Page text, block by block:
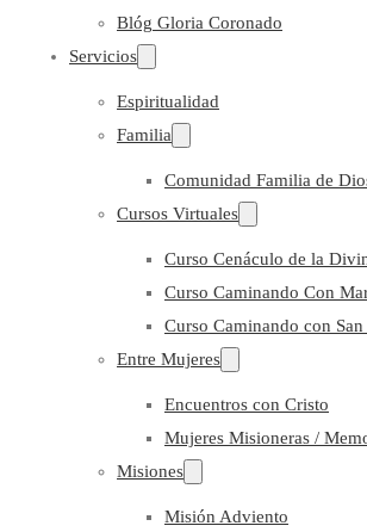
Blóg Gloria Coronado
Servicios
Espiritualidad
Familia
Comunidad Familia de
Cursos Virtuales
Curso Cenáculo de la
Curso Caminando Con
Curso Caminando con San
Entre Mujeres
Encuentros con Cristo
Mujeres Misioneras /
Misiones
Misión Adviento